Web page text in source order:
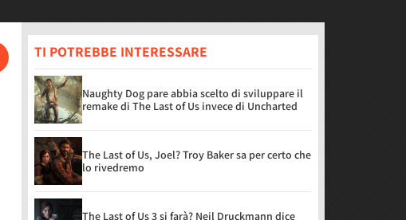
TI POTREBBE INTERESSARE
Naughty Dog pare abbia scelto di sviluppare il
remake di The Last of Us invece di Uncharted
The Last of Us, Joel? Troy Baker sa per certo che
lo rivedremo
The Last of Us 3 si farà? Neil Druckmann dice